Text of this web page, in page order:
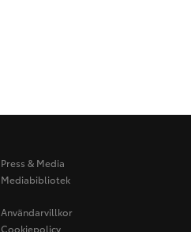
Press & Media
Mediabibliotek
Användarvillkor
Cookiepolicy